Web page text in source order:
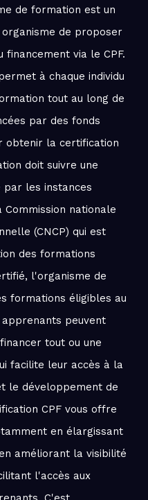
de formation est un
de proposer
via le CPF.
à chaque individu
tout au long de
par des fonds
obtenir la certification
doit suivre une
par les instances
Commission nationale
(CNCP) qui est
des formations
l'organisme de
formations éligibles au
apprenants peuvent
tout ou une
facilite leur accès à la
le développement de
CPF vous offre
en élargissant
améliorant la visibilité
l'accès aux